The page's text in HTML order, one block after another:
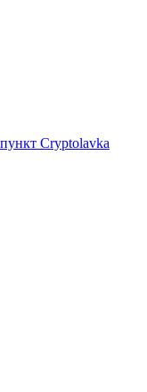
Cryptolavka